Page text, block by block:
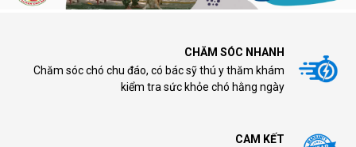
CHĂM SÓC NHANH
Chăm sóc chó chu đáo, có bác sỹ thú y thăm khám
kiểm tra sức khỏe chó hằng ngày
CAM KẾT